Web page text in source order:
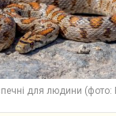
для людини (фото: